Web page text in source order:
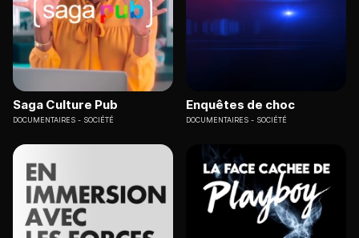
Saga Culture Pub
DOCUMENTAIRES SOCIÉTÉ
Enquêtes de choc
DOCUMENTAIRES SOCIÉTÉ